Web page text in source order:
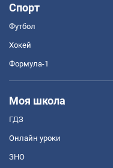
Спорт
Футбол
Хокей
Формула-1
Моя школа
ГДЗ
Онлайн уроки
ЗНО